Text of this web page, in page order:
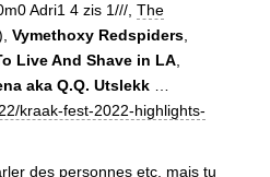
Adri1 4 zis 1///, The
Vymethoxy Redspiders
Live And Shave in LA
aka Q.Q. Utslekk
kraak-fest-2022-highlights-
des personnes etc. mais tu